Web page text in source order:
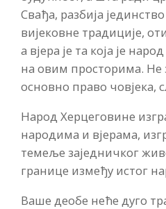
Свађа, разбија
вијековне традиције,
а вјера је та која је
на овим просторима. Не
основно право човјека,
Народ Херцеговине
народима и вјерама,
темеље заједничког
границе између истог
Ваше деобе неће дуго